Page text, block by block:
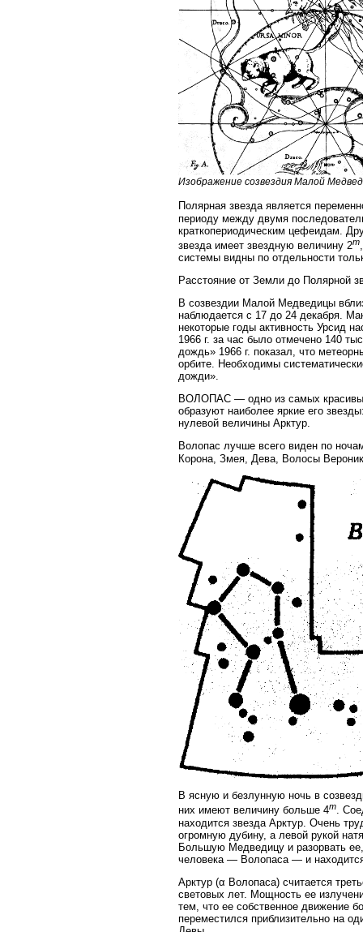
Изображение созвездия Малой
Полярная звезда является
периоду между двумя
краткопериодическим цефеидам.
звезда имеет звездную величину 2m
системы видны по отдельности
Расстояние от Земли до Полярной
В созвездии Малой Медведицы
наблюдается с 17 до 24 декабря.
некоторые годы активность Урсид
1966 г. за час было отмечено 140
дождь» 1966 г. показал, что
орбите. Необходимы
дожди».
ВОЛОПАС — одно из самых красивых
образуют наиболее яркие его
нулевой величины Арктур.
Волопас лучше всего виден по
Корона, Змея, Дева, Волосы
В ясную и безлунную ночь в
них имеют величину больше 4m.
находится звезда Арктур. Очень
огромную дубину, а левой рукой
Большую Медведицу и разорвать
человека — Волопаса — и
Арктур (α Волопаса) считается
световых лет. Мощность ее
тем, что ее собственное движение
переместился приблизительно на